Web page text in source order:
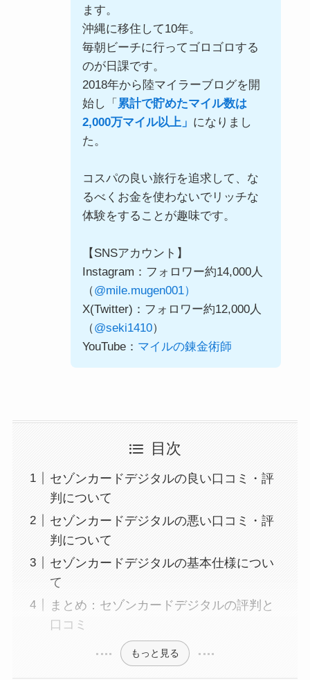
ます。
沖縄に移住して10年。
毎朝ビーチに行ってゴロゴロする
のが日課です。
2018年から陸マイラーブログを開
始し「 累計で貯めたマイル数は
2,000万マイル以上」 になりまし
た。
コスパの良い旅行を追求して、な
るべくお金を使わないでリッチな
体験をすることが趣味です。
【SNSアカウント】
Instagram：フォロワー約14,000人
（@mile.mugen001）
X(Twitter)：フォロワー約12,000人
（@seki1410）
YouTube： マイルの錬金術師
目次
セゾンカードデジタルの良い口コミ・評
判について
セゾンカードデジタルの悪い口コミ・評
判について
セゾンカードデジタルの基本仕様につい
て
まとめ：セゾンカードデジタルの評判と
口コミ
もっと見る